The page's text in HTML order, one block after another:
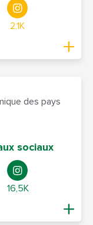
2,1K
des pays
sociaux
16,5K